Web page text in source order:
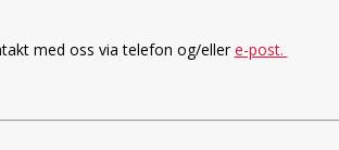
med oss via telefon og/ellere-post.